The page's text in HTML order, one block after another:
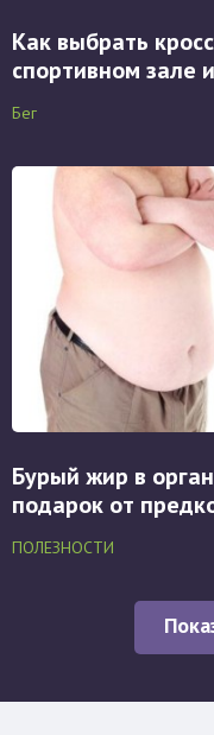
Как выбрать
спортивном зале
Бег
Бурый жир в
подарок от
ПОЛЕЗНОСТИ